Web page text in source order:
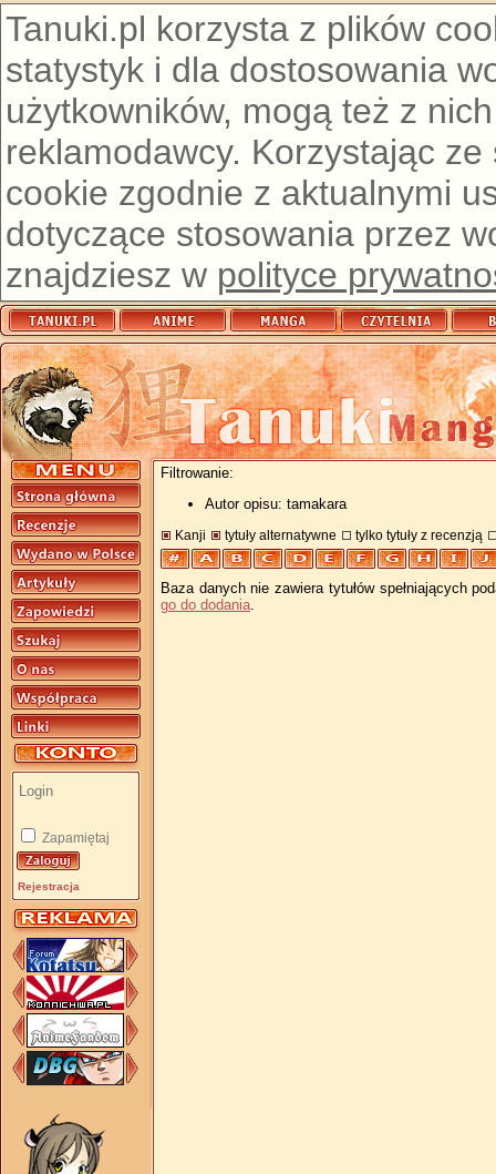
Tanuki.pl korzysta z plików
statystyk i dla dostosowania
użytkowników, mogą też z
reklamodawcy. Korzystając
cookie zgodnie z aktualnymi
dotyczące stosowania przez
znajdziesz w polityce
Zapamiętaj
Rejestracja
Filtrowanie:
Autor opisu: tamakara
Kanji tytuły alternatywne tylko tytuły z recenzją
Baza danych nie zawiera tytułów spełniających
go do dodania.